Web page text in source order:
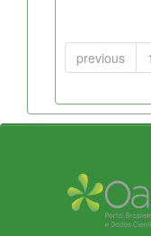
previous